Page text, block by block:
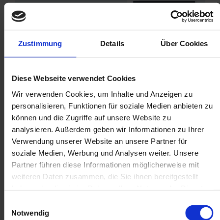
Zustimmung Details Über Cookies
Diese Webseite verwendet Cookies
Wir verwenden Cookies, um Inhalte und Anzeigen zu
personalisieren, Funktionen für soziale Medien anbieten zu
können und die Zugriffe auf unsere Website zu
analysieren. Außerdem geben wir Informationen zu Ihrer
Verwendung unserer Website an unsere Partner für
soziale Medien, Werbung und Analysen weiter. Unsere
Partner führen diese Informationen möglicherweise mit
weiteren Daten zusammen, die Sie ihnen bereitgestellt
Notwendig
Le temps nécessaire à l'élaboration des emballages pourrait
également être utilisé pour d'autres activités. Une alternative
efficace est l'utilisation d'emballages personnalisés, qui
peuvent mettre en valeur et renforcer votre marque sans
prendre beaucoup de temps. Dans ce contexte, il convient
également d'examiner si la logistique e-commerce peut être
externalisée pour atténuer le stress qui accompagne les pics
saisonniers.
Si vous avez déjà externalisé votre logistique, il est essentiel